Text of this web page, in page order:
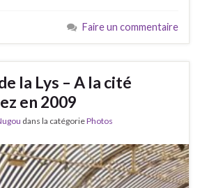
Faire un commentaire
la Lys – A la cité
en 2009
dans la catégoriePhotos